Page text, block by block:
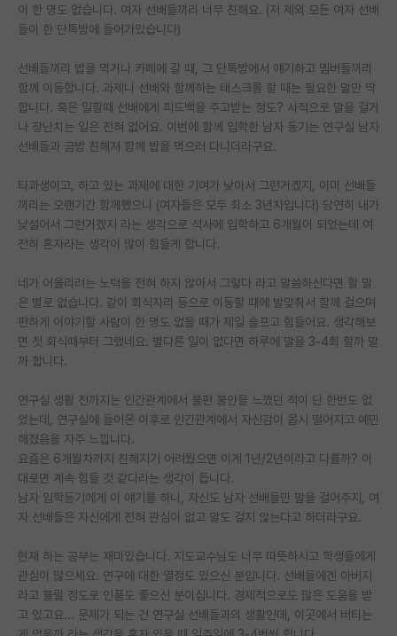
취업 게시판
임용 후기 게시판
PI 전용 게시판
인문사회 계열 게시판
반도체/AI 게시판
장학금/장학생 게시판
학술 정보 게시판
홍보 게시판
커리어
이벤트
반도체 아카데미
재팬라운지 🌸
이 한 명도 없습니다. 여자 선배들끼리 너무 친해요. (저 제외 모든 여자 선배
들이 한 단톡방에 들어가있습니다)
선배들끼리 밥을 먹거나 카페에 갈 때, 그 단톡방에서 얘기하고 멤버들끼리
함께 이동합니다. 과제나 선배와 함께하는 태스크를 할 때는 필요한 말만 딱
합니다. 혹은 일할때 선배에게 피드백을 주고받는 정도? 사적으로 말을 걸거
나 장난치는 일은 전혀 없어요. 이번에 함께 입학한 남자 동기는 연구실 남자
선배들과 금방 친해져 함께 밥을 먹으러 다니더라구요.
타과생이고, 하고 있는 과제에 대한 기여가 낮아서 그런거겠지, 이미 선배들
끼리는 오랜기간 함께했으니 (여자들은 모두 최소 3년차입니다) 당연히 내가
낯설어서 그런거겠지 라는 생각으로 석사에 입학하고 6개월이 되었는데 여
전히 혼자라는 생각이 많이 힘들게 합니다.
네가 어울리려는 노력을 전혀 하지 않아서 그렇다 라고 말씀하신다면 할 말
은 별로 없습니다. 같이 회식자리 등으로 이동할 때에 발맞춰서 함께 걸으며
편하게 이야기할 사람이 한 명도 없을 때가 제일 슬프고 힘들어요. 생각해보
면 첫 회식때부터 그랬네요. 별다른 일이 없다면 하루에 말을 3-4회 할까 말
까 합니다.
연구실 생활 전까지는 인간관계에서 불편 불안을 느꼈던 적이 단 한번도 없
었는데, 연구실에 들어온 이후로 인간관계에서 자신감이 몹시 떨어지고 예민
해졌음을 자주 느낍니다.
요즘은 6개월차까지 친해지기 어려웠으면 이게 1년/2년이라고 다를까? 이
대로면 계속 힘들 것 같다라는 생각이 듭니다.
남자 입학동기에게 이 얘기를 하니, 자신도 남자 선배들만 말을 걸어주지, 여
자 선배들은 자신에게 전혀 관심이 없고 말도 걸지 않는다고 하더라구요.
현재 하는 공부는 재미있습니다. 지도교수님도 너무 따뜻하시고 학생들에게
관심이 많으세요. 연구에 대한 열정도 있으신 분입니다. 선배들에겐 아버지
라고 불릴 정도로 인품도 좋으신 분이십니다. 경제적으로도 많은 도움을 받
고 있고요... 문제가 되는 건 연구실 선배들과의 생활인데, 이곳에서 버티는